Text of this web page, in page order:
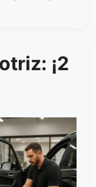
¡2